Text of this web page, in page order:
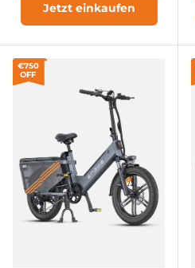
Jetzt einkaufen
€750
OFF